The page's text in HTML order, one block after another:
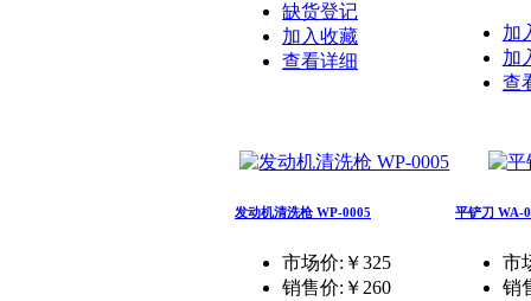
缺货登记
加入收藏
查看详细
加
加
查
发动机清洗枪 WP-0005
市场价:￥325
销售价: ￥260
平铲刀 WA-
市
销